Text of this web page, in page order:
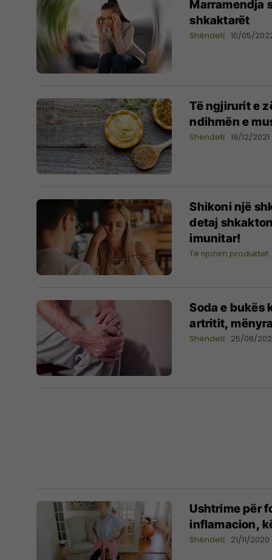
Marramendja
shkaktarët
Shëndeti 10/05/
Të ngjirurit e
ndihmën e
Shëndeti 19/12/2021
Shikoni një
detaj
imunitar!
Të njohim produktet
Soda e bukës
artritit,
Shëndeti 25/08/
Ushtrime për
inflamacion,
Shëndeti 21/11/2020